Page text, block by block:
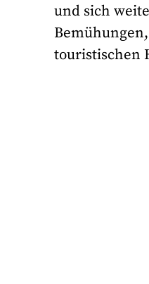
und sich
touristischen